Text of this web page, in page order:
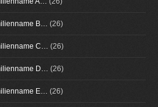
B… (26)
C… (26)
D… (26)
E… (26)